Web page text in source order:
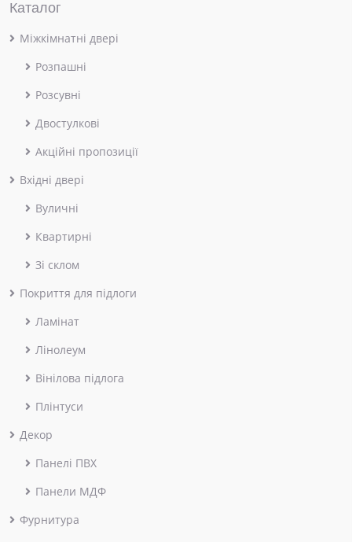
Каталог
Міжкімнатні двері
Розпашні
Розсувні
Двостулкові
Акційні пропозиції
Вхідні двері
Вуличні
Квартирні
Зі склом
Покриття для підлоги
Ламінат
Лінолеум
Вінілова підлога
Плінтуси
Декор
Панелі ПВХ
Панели МДФ
Фурнитура